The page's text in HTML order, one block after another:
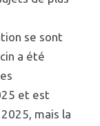
se sont
a été
et est
mais la